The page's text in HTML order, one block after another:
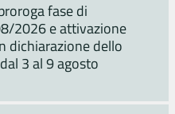
fase di
2026 e attivazione
dichiarazione dello
3 al 9 agosto